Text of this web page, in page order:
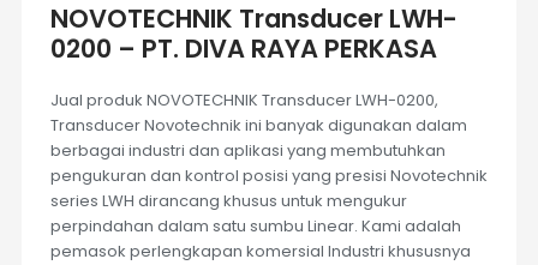
NOVOTECHNIK Transducer LWH-
0200 – PT. DIVA RAYA PERKASA
Jual produk NOVOTECHNIK Transducer LWH-0200,
Transducer Novotechnik ini banyak digunakan dalam
berbagai industri dan aplikasi yang membutuhkan
pengukuran dan kontrol posisi yang presisi Novotechnik
series LWH dirancang khusus untuk mengukur
perpindahan dalam satu sumbu Linear. Kami adalah
pemasok perlengkapan komersial Industri khususnya